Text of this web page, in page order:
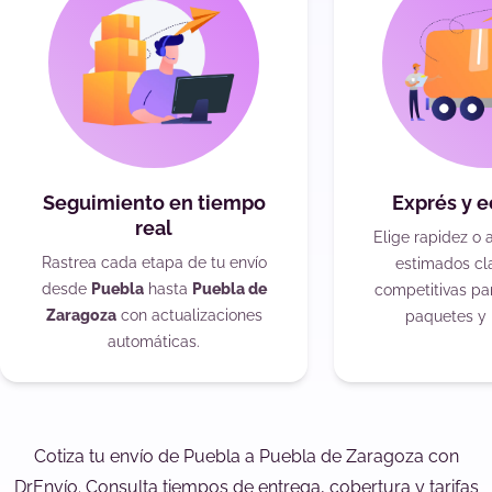
Seguimiento en tiempo
real
Rastrea cada etapa de tu envío
desde Pueblahasta Puebla de
Zaragozacon actualizaciones
automáticas.
Exprés y
Elige rapidez o
estimados
competitivas
paquetes y
Cotiza tu envío de Puebla a Puebla de Zaragoza con
DrEnvío. Consulta tiempos de entrega, cobertura y tarifas